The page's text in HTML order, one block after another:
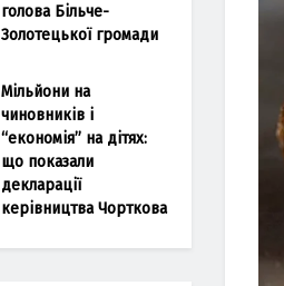
голова Більче-
Золотецької громади
Мільйони на
чиновників і
“економія” на дітях:
що показали
декларації
керівництва Чорткова